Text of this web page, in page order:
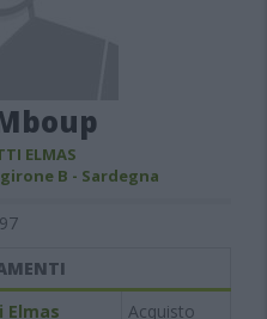
ELMAS
B - Sardegna
Elmas Acquisto